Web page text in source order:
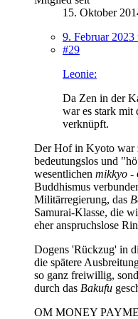
15. Oktober
9. Februar 2023
#29
Leonie:
Da Zen in der
war es stark mit
verknüpft.
Der Hof in Kyoto war
bedeutungslos und
wesentlichen mikkyo -
Buddhismus
Militärregierung, das
Samurai-Klasse, die
eher anspruchslose
Dogens 'Rückzug' in
die spätere
so ganz freiwillig,
durch das Bakufu
OM MONEY